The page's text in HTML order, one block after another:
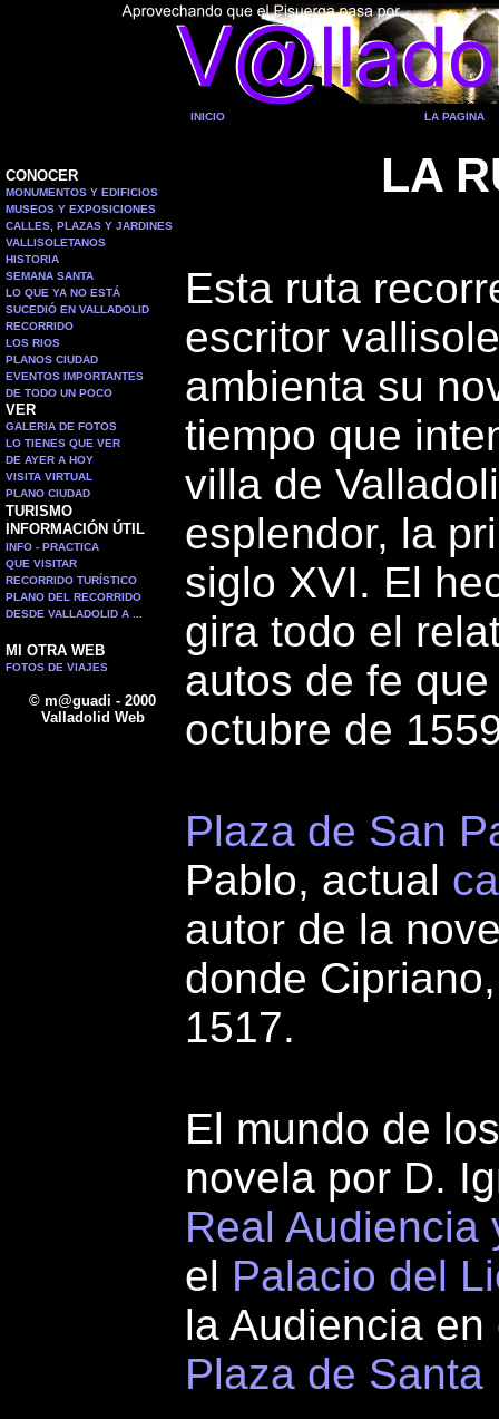
INICIO LA PAGINA
CONOCER
MONUMENTOS Y EDIFICIOS
MUSEOS Y EXPOSICIONES
CALLES, PLAZAS Y JARDINES
VALLISOLETANOS
HISTORIA
SEMANA SANTA
LO QUE YA NO ESTÁ
SUCEDIÓ EN VALLADOLID
RECORRIDO
LOS RIOS
PLANOS CIUDAD
EVENTOS IMPORTANTES
DE TODO UN POCO
VER
GALERIA DE FOTOS
LO TIENES QUE VER
DE AYER A HOY
VISITA VIRTUAL
PLANO CIUDAD
TURISMO
INFORMACIÓN ÚTIL
INFO - PRACTICA
QUE VISITAR
RECORRIDO TURÍSTICO
PLANO DEL RECORRIDO
DESDE VALLADOLID A ...
MI OTRA WEB
FOTOS DE VIAJES
© m@guadi - 2000
Valladolid Web
LA
Esta ruta
escritor
ambienta su
tiempo que
villa de
esplendor, la
siglo XVI. El
gira todo el
autos de fe
octubre de
Plaza de San
Pablo, actual
autor de la
donde
1517.
El mundo de
novela por D.
Real Audiencia
el Palacio del
la Audiencia
Plaza de Santa